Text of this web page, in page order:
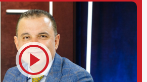
play_circle